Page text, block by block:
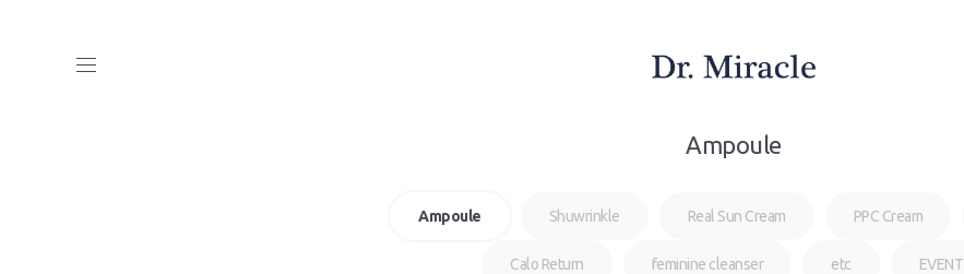
Ampoule
Ampoule Shuwrinkle Real Sun Cream PPC Cream
Calo Return feminine cleanser etc EVENT